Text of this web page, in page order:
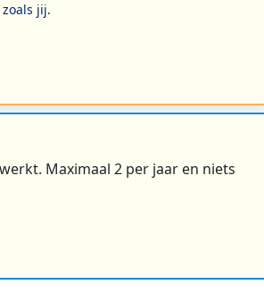
jij.
Maximaal 2 per jaar en niets